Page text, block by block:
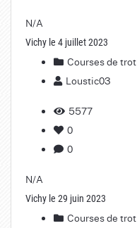
N/A
Vichy le 4 juillet 2023
Courses de trot
Loustic03
5577
0
0
N/A
Vichy le 29 juin 2023
Courses de trot